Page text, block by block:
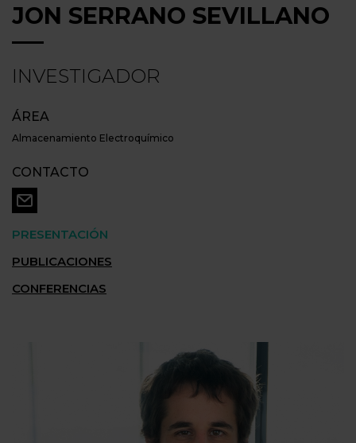
JON SERRANO SEVILLANO
INVESTIGADOR
ÁREA
Almacenamiento Electroquímico
CONTACTO
PRESENTACIÓN
PUBLICACIONES
CONFERENCIAS